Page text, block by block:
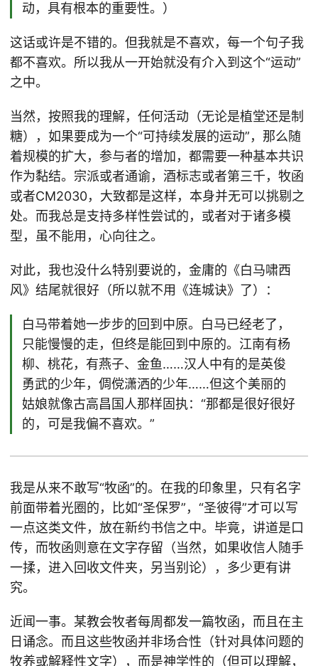
动，具有根本的重要性。）
这话或许是不错的。但我就是不喜欢，每一个句子我
都不喜欢。所以我从一开始就没有介入到这个“运动”
之中。
当然，按照我的理解，任何活动（无论是植堂还是制
糖），如果要成为一个“可持续发展的运动”，那么随
着规模的扩大，参与者的增加，都需要一种基本共识
作为黏结。宗派或者通谕，酒标志或者第三千，牧函
或者CM2030，大致都是这样，本身并无可以挑剔之
处。而我总是支持多样性尝试的，或者对于诸多模
型，虽不能用，心向往之。
对此，我也没什么特别要说的，金庸的《白马啸西
风》结尾就很好（所以就不用《连城诀》了）：
白马带着她一步步的回到中原。白马已经老了，
只能慢慢的走，但终是能回到中原的。江南有杨
柳、桃花，有燕子、金鱼……汉人中有的是英俊
勇武的少年，倜傥潇洒的少年……但这个美丽的
姑娘就像古高昌国人那样固执：“那都是很好很好
的，可是我偏不喜欢。”
我是从来不敢写“牧函”的。在我的印象里，只有名字
前面带着光圈的，比如“圣保罗”，“圣彼得”才可以写
一点这类文件，放在新约书信之中。毕竟，讲道是口
传，而牧函则意在文字存留（当然，如果收信人随手
一揉，进入回收文件夹，另当别论），多少更有讲
究。
近闻一事。某教会牧者每周都发一篇牧函，而且在主
日诵念。而且这些牧函并非场合性（针对具体问题的
牧养或解释性文字），而是神学性的（但可以理解，